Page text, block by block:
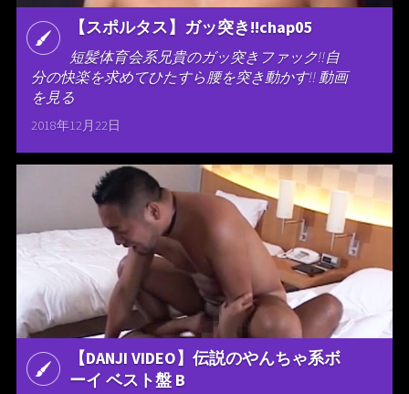
【スポルタス】ガッ突き!!chap05
短髪体育会系兄貴のガッ突きファック!!自
分の快楽を求めてひたすら腰を突き動かす!! 動画
を見る
2018年12月22日
【DANJI VIDEO】伝説のやんちゃ系ボ
ーイ ベスト盤 B